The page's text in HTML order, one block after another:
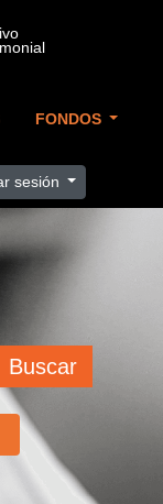
FONDOS
sesión
Buscar